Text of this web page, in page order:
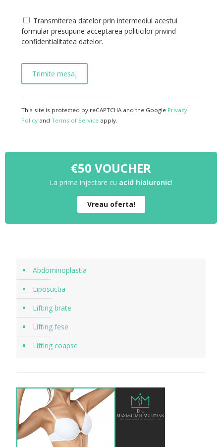
Transmiterea datelor prin intermediul acestui
formular presupune acceptarea politicilor privind
confidentialitatea datelor.
This site is protected by reCAPTCHA and the Google Privacy
Policy and Terms of Service apply.
€50 VOUCHER
La prima injectare cu acid hialuronic!
Vreau oferta!
Abdominoplastia
Liposuctia
Lifting brate
Lifting fese
Lifting coapse